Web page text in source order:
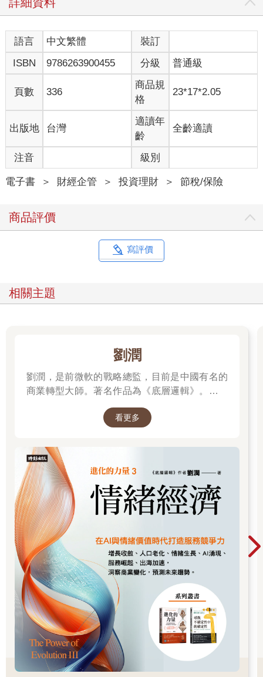
的高爾夫球場在某一年度向客戶收取清潔費收入時，沒有替客戶
代徵娛樂稅，因而被某地方稅捐稽徵處補徵娛樂稅300萬元；更嚴
重的是，這間球場除了被補稅外，還被按應納稅額處以5倍的罰鍰
1,500萬元。
老胡收到罰單時兩腿發軟，臉色慘白，彷彿所有的力氣都被抽離
了身體，心中的憤怒和錯愕交織在一起。
稅捐稽徵處翻了翻財政部早年的解釋函令（85函），告訴老胡：
「只要清潔費是併同入場費強制收取，就屬於娛樂價款的一環，
我可以理解，財政部85函的規範目的，應該是為了避免高爾夫球
場將（應稅的）果嶺費挪到（免稅的）清潔費，防止業者巧立名
目逃漏稅捐。
認為「高爾夫球場收取更衣室、浴室及盥洗室等費用，可以從高
爾夫球場課徵娛樂稅項目收費額中扣除，但最多不超過收費額的
15％」。換句話說，娛樂人為更衣盥洗所支付的清潔費，在一定
限度內不用繳納娛樂稅。
當時我心想，應該是天公伯做球給我，讓我有機會好好表現啊！
有清潔費的收入，一旦被查獲，就不得再主張適用97函。」
而法院也接受了稅捐稽徵處的講法。
這個案件是我執業生涯代理稅務訴訟的第一戰，它讓我見識到了
稅捐法規的可變動性，也讓我看到了企業在面對稅務案件時的不
攻讀企業稅法碩士（LL.M. Unternehmensteuerrecht）。我們班上
15個人，除了我和一位阿根廷來的女孩子是外國人，其他13位同
學都是德國當地從事稅務工作的專業人士，包含3位稅務人員、3
位稅務律師、3位會計師，以及4位稅務諮詢師。
在一整年的課程中，討論主題相當多元（包含人合公司的企業稅
法、資合公司的企業稅法、組織重組的企業稅法、歐洲企業稅
法、美國企業稅法等），但關注的重點卻始終聚焦在：德國的中
小企業稅制究竟該如何適用？
原因很簡單，以2021年為例，德國中小企業將近320萬家，占所
有企業的99.3%。你可以說，中小企業撐起了德國經濟的半邊
天。
同樣的，近年來我國中小企業的數量也來到一個新高點。截至
2022年，我國擁有超過163萬家中小企業，占所有企業的
98.90%。無庸置疑，中小企業也是臺灣經濟的重要支柱。
中小企業對於兩國經濟而言都同樣有著舉足輕重的地位。在德
國，有關中小企業的稅制設計雖然有著細膩的安排，但企業對於
稅務風險的管理，基本上不用擔心缺乏專業人士的協助，也不用
煩惱沒有清楚易懂的資源可供參考。
語言 中文繁體
裝訂
ISBN
9786263900455 分級 普通級
頁數 336
商品規
格
23*17*2.05
出版地 台灣
適讀年
齡
全齡適讀
注音 級別
電子書 ＞ 財經企管 ＞ 投資理財 ＞ 節稅/保險
商品評價
寫評價
相關主題
劉潤
劉潤，是前微軟的戰略總監，目前是中國有名的
商業轉型大師。著名作品為《底層邏輯》。唯有
的世界中，認清所有真相！
看更多